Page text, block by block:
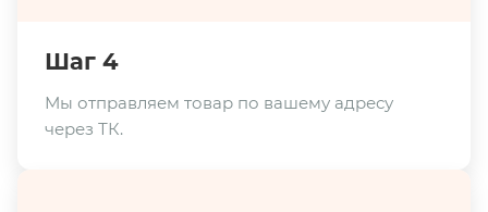
Шаг 4
Мы отправляем товар по вашему адресу
через ТК.